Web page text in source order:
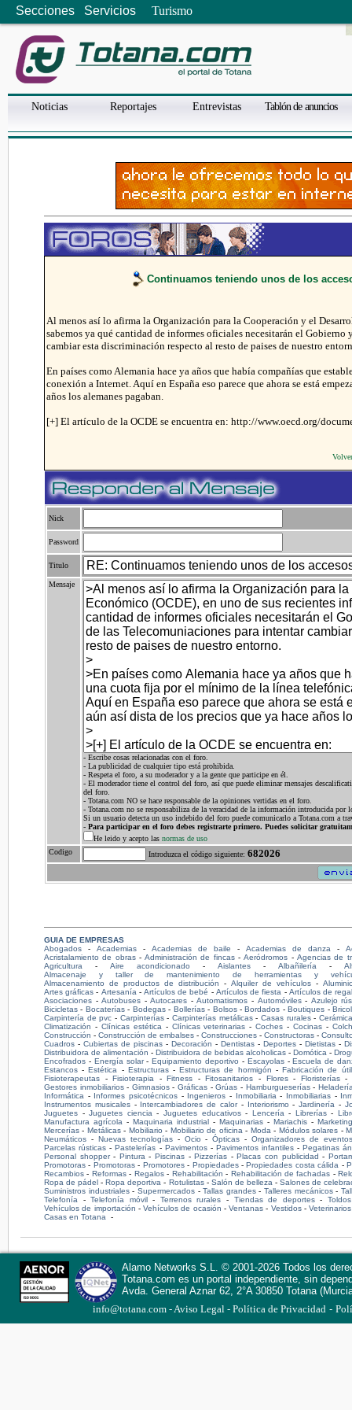
Secciones Servicios Turismo
Noticias Reportajes Entrevistas Tablón de anuncios
Continuamos teniendo unos de los
Al menos así lo afirma la Organización para la Cooperación y el
sabemos ya qué cantidad de informes oficiales necesitarán el
cambiar esta discriminación respecto al resto de paises de nuestro
En países como Alemania hace ya años que había compañías que
conexión a Internet. Aquí en España eso parece que ahora se está
años los alemanes pagaban.
[+] El artículo de la OCDE se encuentra en: http://www.oecd.org/
Volver
Nick
Password
Titulo
Mensaje
- Escribe cosas relacionadas con el foro.
- La publicidad de cualquier tipo está prohibida.
- Respeta el foro, a su moderador y a la gente que participe en él.
- El moderador tiene el control del foro, así que puede eliminar mensajes
del foro.
- Totana.com NO se hace responsable de la opiniones vertidas en el foro.
- Totana.com no se responsabiliza de la veracidad de la información introducida
Si un usuario detecta un uso indebido del foro puede comunicarlo a Totana.com a
- Para participar en el foro debes registrarte primero. Puedes solicitar
He leido y acepto las normas de uso
Codigo
Introduzca el código siguiente: 682026
GUIA DE EMPRESAS
Abogados - Academias - Academias de baile - Academias de danza -
Acristalamiento de obras-Administración de fincas-Aeródromos - Agencias de
Agricultura - Aire acondicionado - Aislantes - Albañilería -
Almacenaje y taller de mantenimiento de herramientas y
Almacenamiento de productos de distribución - Alquiler de vehículos -
Artes gráficas - Artesanía -Artículos de bebé - Artículos de fiesta - Artículos de
Asociaciones -Autobuses -Autocares -Automatismos - Automóviles- Azulejo
Bicicletas - Bocaterías- Bodegas- Bollerías- Bolsos-Bordados -Boutiques -
Carpintería de pvc - Carpinterías- Carpinterías metálicas- Casas rurales-
Climatización - Clínicas estética - Clínicas veterinarias -Coches -Cocinas -
Construcción - Construcción de embalses - Construcciones - Constructoras -
Cuadros - Cubiertas de piscinas - Decoración - Dentistas - Deportes - Dietistas -
Distribuidora de alimentación - Distribuidora de bebidas alcoholicas - Domótica -
Encofrados - Energía solar-Equipamiento deportivo - Escayolas-Escuela de
Estancos -Estética - Estructuras-Estructuras de hormigón -Fabricación de
Fisioterapeutas -Fisioterapia -Fitness -Fitosanitarios - Flores- Floristerías-
Gestores inmobiliarios- Gimnasios-Gráficas -Grúas - Hamburgueserías-
Informática - Informes psicotécnicos - Ingenieros - Inmobiliaria - Inmobiliarias -
Instrumentos musicales- Intercambiadores de calor- Interiorismo -Jardinería -
Juguetes -Juguetes ciencia - Juguetes educativos- Lencería - Librerías-
Manufactura agrícola - Maquinaria industrial - Maquinarias - Mariachis - Marketing
Mercerías - Metálicas- Mobiliario - Mobiliario de oficina - Moda - Módulos solares -
Neumáticos - Nuevas tecnologías- Ocio -Ópticas -Organizadores de
Parcelas rústicas -Pastelerías - Pavimentos- Pavimentos infantiles -Pegatinas
Personal shopper- Pintura -Piscinas -Pizzerías -Placas con publicidad -
Promotoras - Promotoras- Promotores- Propiedades-Propiedades costa cálida -
Recambios - Reformas- Regalos- Rehabilitación - Rehabilitación de fachadas -
Ropa de pádel -Ropa deportiva - Rotulistas- Salón de belleza - Salones de
Suministros industriales- Supermercados-Tallas grandes-Talleres mecánicos-
Telefonía -Telefonía móvil- Terrenos rurales - Tiendas de deportes- Toldos
Vehículos de importación -Vehículos de ocasión -Ventanas - Vestidos-Veterinarios
Casas en Totana -
Alamo Networks S.L. © 2001-2026 Todos los
Totana.com es un portal independiente, sin
Avda. General Aznar 62, 2°A 30850 Totana
info@totana.com Aviso Legal Política de Privacidad-